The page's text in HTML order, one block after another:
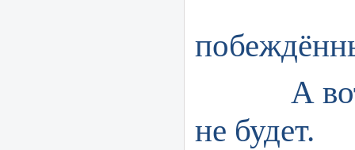
А вот
не будет.